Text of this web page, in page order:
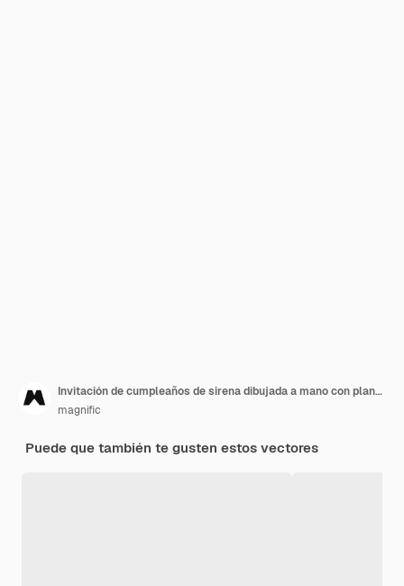
Invitación de cumpleaños de sirena dibujada a mano con plantilla de foto
magnific
Puede que también te gusten estos vectores